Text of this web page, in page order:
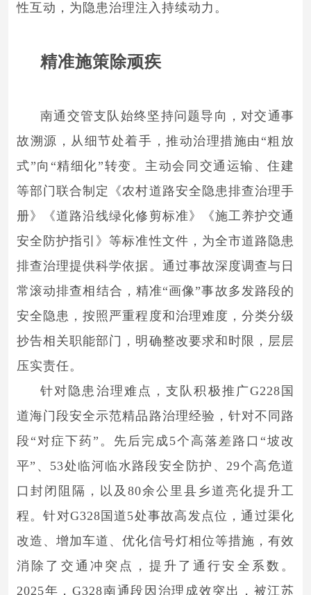
性互动，为隐患治理注入持续动力。
精准施策除顽疾
南通交管支队始终坚持问题导向，对交通事
故溯源，从细节处着手，推动治理措施由“粗放
式”向“精细化”转变。主动会同交通运输、住建
等部门联合制定《农村道路安全隐患排查治理手
册》《道路沿线绿化修剪标准》《施工养护交通
安全防护指引》等标准性文件，为全市道路隐患
排查治理提供科学依据。通过事故深度调查与日
常滚动排查相结合，精准“画像”事故多发路段的
安全隐患，按照严重程度和治理难度，分类分级
抄告相关职能部门，明确整改要求和时限，层层
压实责任。
针对隐患治理难点，支队积极推广G228国
道海门段安全示范精品路治理经验，针对不同路
段“对症下药”。先后完成5个高落差路口“坡改
平”、53处临河临水路段安全防护、29个高危道
口封闭阻隔，以及80余公里县乡道亮化提升工
程。针对G328国道5处事故高发点位，通过渠化
改造、增加车道、优化信号灯相位等措施，有效
消除了交通冲突点，提升了通行安全系数。
2025年，G328南通段因治理成效突出，被江苏